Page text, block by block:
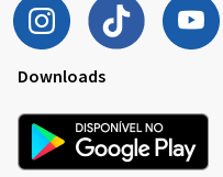
Downloads